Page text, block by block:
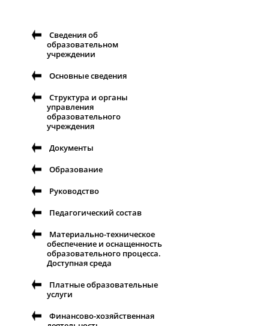
Сведения об
образовательном
учреждении
Основные сведения
Структура и органы
управления
образовательного
учреждения
Документы
Образование
Руководство
Педагогический состав
Материально-техническое
обеспечение и оснащенность
образовательного процесса.
Доступная среда
Платные образовательные
услуги
Финансово-хозяйственная